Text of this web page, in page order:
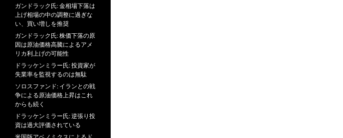
ガンドラック氏: 金相場下落は
上げ相場の中の調整に過ぎな
い、買い増しを推奨
ガンドラック氏: 株価下落の原
因は原油価格高騰によるアメ
リカ利上げの可能性
ドラッケンミラー氏: 投資家が
失業率を監視するのは無駄
ソロスファンド: イランとの戦
争による原油価格上昇はこれ
からも続く
ドラッケンミラー氏: 逆張り投
資は過大評価されている